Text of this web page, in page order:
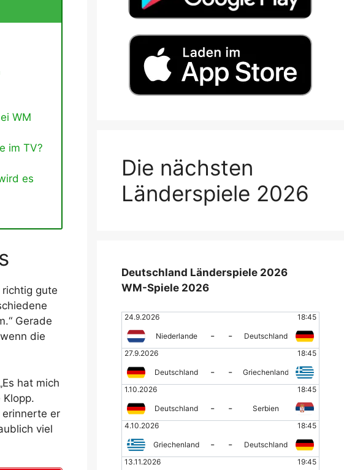
WM
im TV?
es
gute
Gerade
die
hat mich
erinnerte er
viel
Die nächsten
Länderspiele 2026
Deutschland Länderspiele 2026
WM-Spiele 2026
24.9.2026 18:45
Niederlande - -
Deutschland
27.9.2026
18:45
Deutschland - -
Griechenland
1.10.2026
18:45
Deutschland - -
Serbien
4.10.2026
18:45
Griechenland - -
Deutschland
13.11.2026
19:45